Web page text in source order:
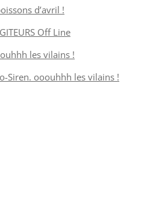
d’avril !
Off Line
les vilains !
Siren. ooouhhh les vilains !